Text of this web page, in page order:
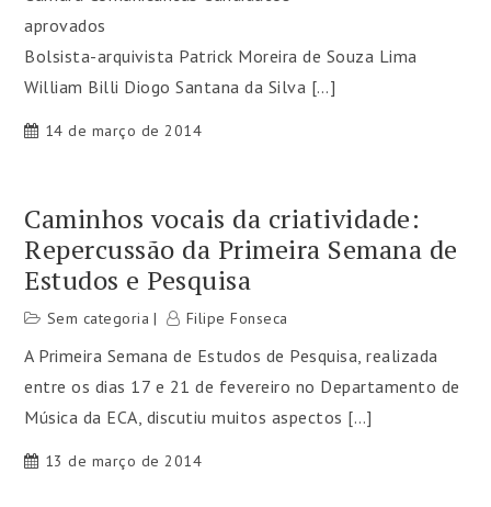
Bolsista-arquivista Patrick Moreira de Souza Lima
William Billi Diogo Santana da Silva […]
14 de março de 2014
Caminhos vocais da criatividade:
Repercussão da Primeira Semana de
Estudos e Pesquisa
Sem categoria Filipe Fonseca
A Primeira Semana de Estudos de Pesquisa, realizada
entre os dias 17 e 21 de fevereiro no Departamento de
Música da ECA, discutiu muitos aspectos […]
13 de março de 2014